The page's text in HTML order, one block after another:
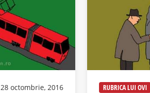
28 octombrie, 2016 RUBRICA LUI OVI